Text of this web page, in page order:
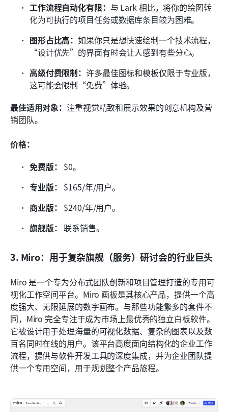
工作流程自动化有限： 与 Lark 相比，将你的绘图转
化为可执行的项目任务或数据库条目较为困难。
图形占比高：如果你只是想快速绘制一个技术流程，
“设计优先”的界面有时会让人感到有些分心。
高级付费限制：许多最佳图标和模板仅限于专业版，
这可能会限制“免费”体验。
最佳适用对象： 注重视觉精致和展示效果的创意机构及营
销团队。
价格：
免费版： $0。
专业版： $165/年/用户。
商业版： $240/年/用户。
旗舰版： 联系销售。
3. Miro：用于复杂旗舰（服务）研讨会的行业巨头
Miro 是一个专为分布式团队创新和项目管理打造的专用可
视化工作空间平台。Miro 画板是其核心产品，提供一个高
度强大、无限延展的数字画布。与那些功能繁多的套件不
同，Miro 完全专注于成为市场上最优秀的独立白板软件。
它被设计用于处理海量的可视化数据、复杂的图表以及数
百名同时在线的用户。该平台高度面向结构化的企业工作
流程，提供与软件开发工具的深度集成，并为企业团队提
供一个专用空间，用于规划整个产品旅程。